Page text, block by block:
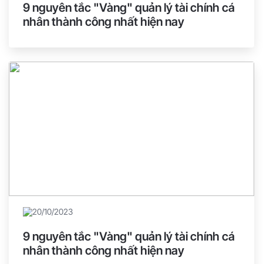
9 nguyên tắc "Vàng" quản lý tài chính cá
nhân thành công nhất hiện nay
9 nguyên tắc "Vàng" quản lý tài chính cá
nhân thành công nhất hiện nay
20/10/2023